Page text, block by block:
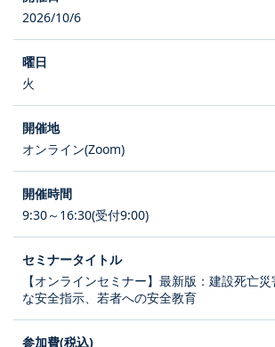
2026/10/6
火
オンライン(Zoom)
9:30～16:30(受付9:00)
【オンラインセミナー】最新版：建設死亡
な安全指示、若者への安全教育